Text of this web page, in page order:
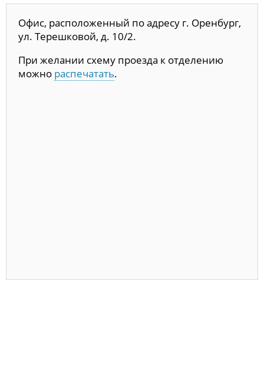
Офис, расположенный по адресу г. Оренбург,
ул. Терешковой, д. 10/2.
При желании схему проезда к отделению
можно распечатать.